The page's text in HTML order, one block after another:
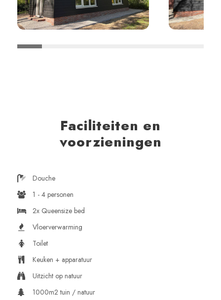
Faciliteiten en
voorzieningen
Douche
1 - 4 personen
2x Queensize bed
Vloerverwarming
Toilet
Keuken + apparatuur
Uitzicht op natuur
1000m2 tuin / natuur